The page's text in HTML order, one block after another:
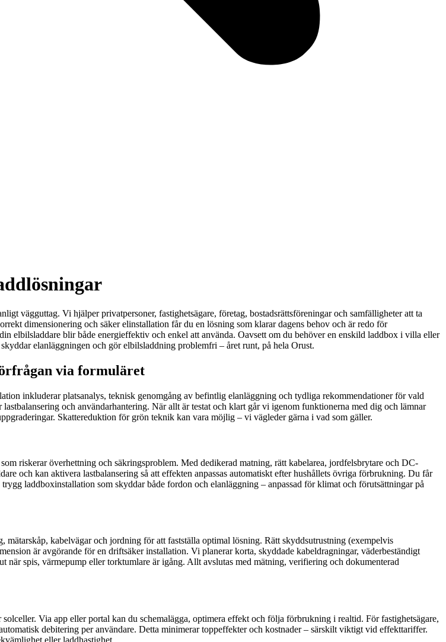
vägguttag. Vi hjälper privatpersoner, fastighetsägare, företag, bostadsrättsföreningar och samfälligheter att ta
dimensionering och säker elinstallation får du en lösning som klarar dagens behov och är redo för
elbilsladdare blir både energieffektiv och enkel att använda. Oavsett om du behöver en enskild laddbox i villa eller
elanläggningen och gör elbilsladdning problemfri – året runt, på hela Orust.
via formuläret
inkluderar platsanalys, teknisk genomgång av befintlig elanläggning och tydliga rekommendationer för vald
och användarhantering. När allt är testat och klart går vi igenom funktionerna med dig och lämnar
Skattereduktion för grön teknik kan vara möjlig – vi vägleder gärna i vad som gäller.
riskerar överhettning och säkringsproblem. Med dedikerad matning, rätt kabelarea, jordfelsbrytare och DC-
och kan aktivera lastbalansering så att effekten anpassas automatiskt efter hushållets övriga förbrukning. Du får
laddboxinstallation som skyddar både fordon och elanläggning – anpassad för klimat och förutsättningar på
kabelvägar och jordning för att fastställa optimal lösning. Rätt skyddsutrustning (exempelvis
är avgörande för en driftsäker installation. Vi planerar korta, skyddade kabeldragningar, väderbeständigt
spis, värmepump eller torktumlare är igång. Allt avslutas med mätning, verifiering och dokumenterad
Via app eller portal kan du schemalägga, optimera effekt och följa förbrukning i realtid. För fastighetsägare,
debitering per användare. Detta minimerar toppeffekter och kostnader – särskilt viktigt vid effekttariffer.
eller laddhastighet.